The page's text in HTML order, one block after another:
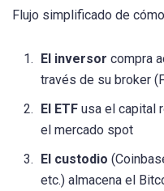
Flujo simplificado de
El inversor compra
través de su broker
El ETF usa el capital
el mercado spot
El custodio
etc.) almacena el